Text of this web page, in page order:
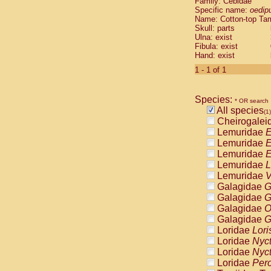
Cebidae
Cebidae
Cebidae
Cebidae
Cebidae
Cebidae
Cebidae
Cebidae
Cebidae
Cebidae
Cebidae
Cebidae
Atelidae
Atelidae
Atelidae
Atelidae
Atelidae
Atelidae
Atelidae
Atelidae
Atelidae
Atelidae
Pitheciidae
Specific name:
Name: Cotton-top
Skull: parts
Ulna: exist
Fibula: exist
Hand: exist
1 - 1 of 1
Species: * OR search
All species(1)
Lemuridae
Lemuridae
Lemuridae
Lemuridae
Lemuridae
Galagidae
Galagidae
Galagidae
Galagidae
Loridae
Loridae
Loridae
Loridae